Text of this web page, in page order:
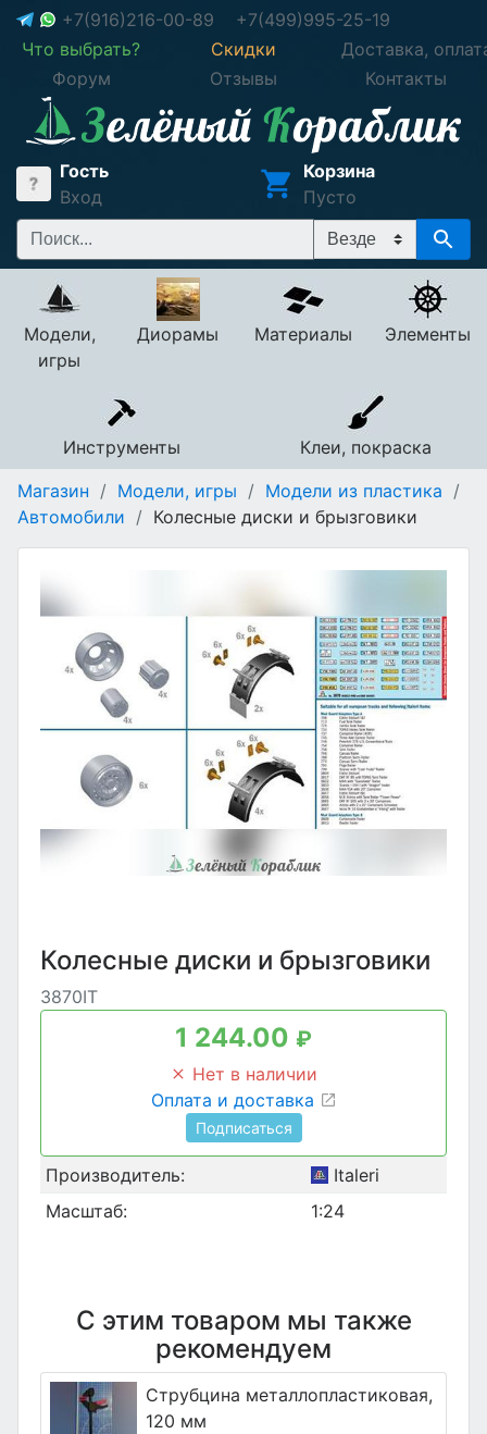
+7(916)216-00-89
+7(499)995-25-19
Что выбрать?
Скидки
Доставка,
Форум
Отзывы Контакты
Гость
Вход
Корзина
Пусто
Модели,
игры
Диорамы Материалы Элементы
Инструменты
Клеи, покраска
Магазин / Модели, игры / Модели из пластика /
Автомобили / Колесные диски и брызговики
Колесные диски и брызговики
3870IT
1 244.00 ₽
Нет в наличии
Оплата и доставка
Подписаться
Производитель:
Italeri
Масштаб:
1:24
С этим товаром мы также
рекомендуем
Струбцина металлопластиковая,
120 мм